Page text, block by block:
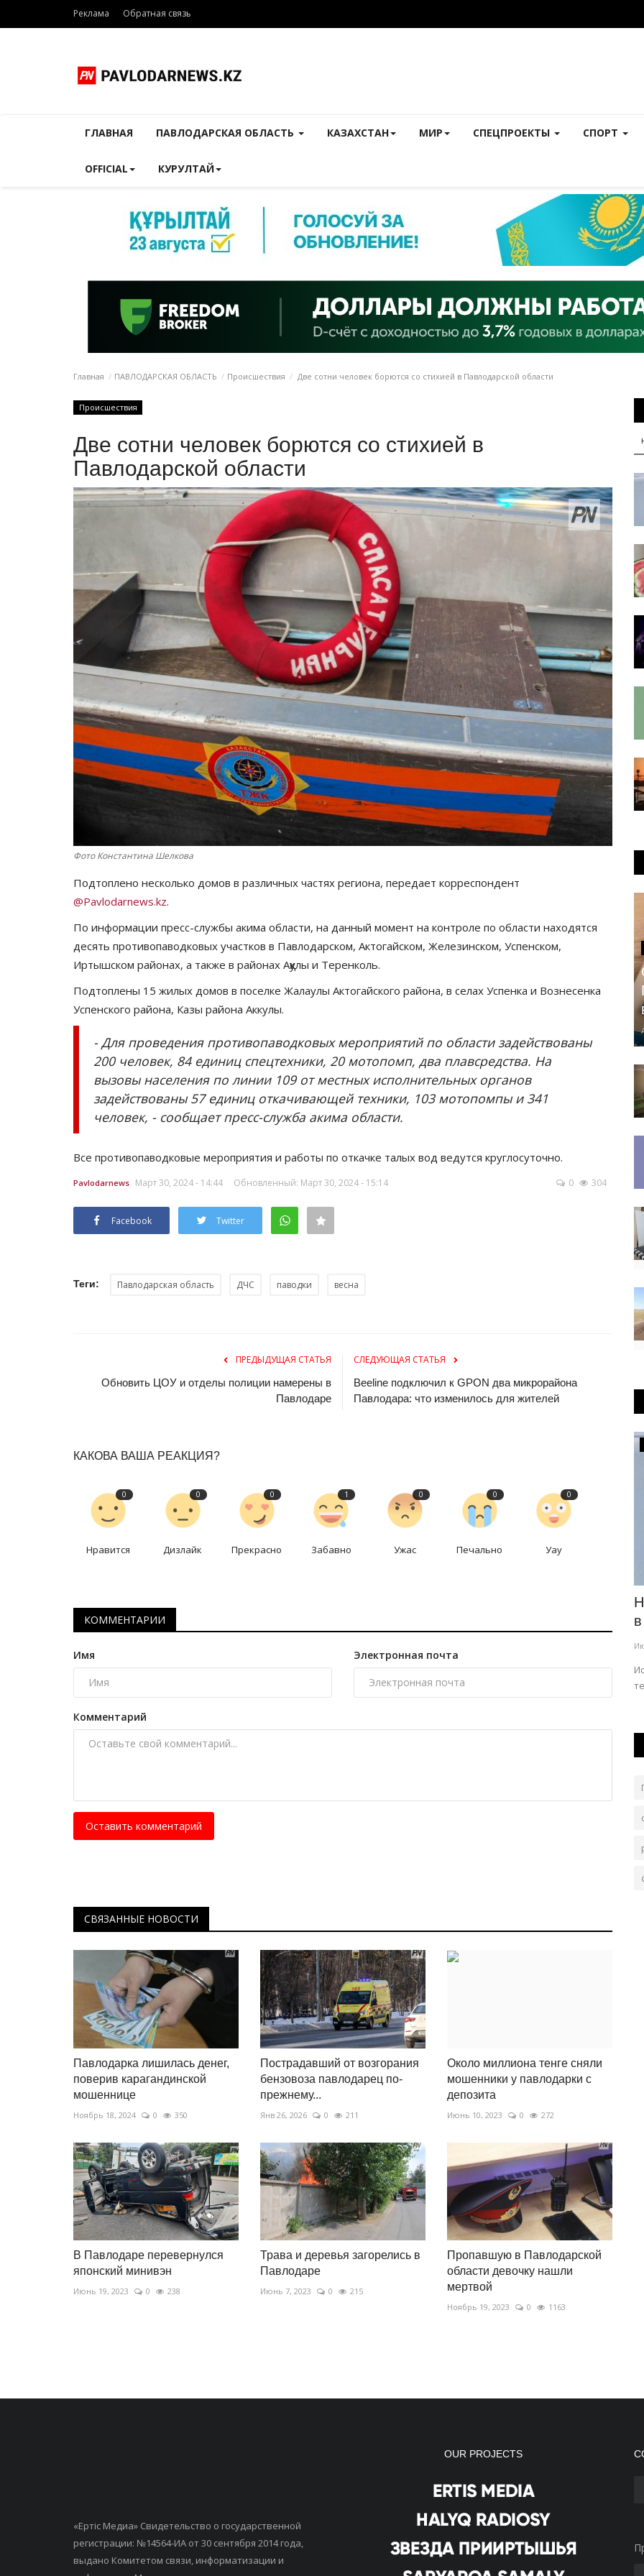
Реклама Обратная связь
ГЛАВНАЯ ПАВЛОДАРСКАЯ ОБЛАСТЬ КАЗАХСТАН МИР СПЕЦПРОЕКТЫ СПОРТ
OFFICIAL КУРУЛТАЙ
Главная ПАВЛОДАРСКАЯ ОБЛАСТЬ Происшествия Две сотни человек борются со стихией в Павлодарской области
Происшествия
Две сотни человек борются со стихией в
Павлодарской области
Фото Константина Шелкова
Подтоплено несколько домов в различных частях региона, передает корреспондент
@Pavlodarnews.kz.
По информации пресс-службы акима области, на данный момент на контроле по области находятся
десять противопаводковых участков в Павлодарском, Актогайском, Железинском, Успенском,
Иртышском районах, а также в районах Аққулы и Теренколь.
Подтоплены 15 жилых домов в поселке Жалаулы Актогайского района, в селах Успенка и Вознесенка
Успенского района, Казы района Аккулы.
- Для проведения противопаводковых мероприятий по области задействованы
200 человек, 84 единиц спецтехники, 20 мотопомп, два плавсредства. На
вызовы населения по линии 109 от местных исполнительных органов
задействованы 57 единиц откачивающей техники, 103 мотопомпы и 341
человек, - сообщает пресс-служба акима области.
Все противопаводковые мероприятия и работы по откачке талых вод ведутся круглосуточно.
Pavlodarnews Март 30, 2024 - 14:44 Обновленный: Март 30, 2024 - 15:14 0 304
Facebook Twitter
Теги: Павлодарская область ДЧС паводки весна
ПРЕДЫДУЩАЯ СТАТЬЯ
Обновить ЦОУ и отделы полиции намерены в
Павлодаре
СЛЕДУЮЩАЯ СТАТЬЯ
Beeline подключил к GPON два микрорайона
Павлодара: что изменилось для жителей
КАКОВА ВАША РЕАКЦИЯ?
0
Нравится
0
Дизлайк
0
Прекрасно
1
Забавно
0
Ужас
0
Печально
0
Уау
КОММЕНТАРИИ
Имя Электронная почта
Комментарий
Оставить комментарий
СВЯЗАННЫЕ НОВОСТИ
Павлодарка лишилась денег,
поверив карагандинской
мошеннице
Ноябрь 18, 2024 0 350
Пострадавший от возгорания
бензовоза павлодарец по-
прежнему...
Янв 26, 2026 0 211
Около миллиона тенге сняли
мошенники у павлодарки с
депозита
Июнь 10, 2023 0 272
В Павлодаре перевернулся
японский минивэн
Июнь 19, 2023 0 238
Трава и деревья загорелись в
Павлодаре
Июнь 7, 2023 0 215
Пропавшую в Павлодарской
области девочку нашли
мертвой
Ноябрь 19, 2023 0 1163
рождественские гонки
В городе горняков оригинально отметят религиозный
Пожар случился на верхнем этаже пятиэтажного дома.
«Ертiс Медиа» Свидетельство о государственной
регистрации: №14564-ИА от 30 сентября 2014 года,
выдано Комитетом связи, информатизации и
OUR PROJECTS